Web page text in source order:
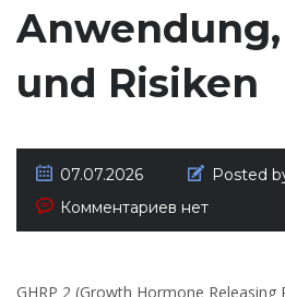
und Risiken
07.07.2026 Posted
Комментариев нет
GHRP 2 (Growth Hormone